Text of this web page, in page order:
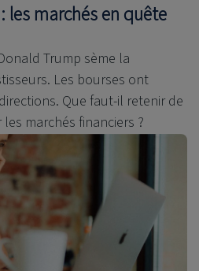
marchés en quête
Trump sème la
Les bourses ont
Que faut-il retenir de
marchés financiers ?